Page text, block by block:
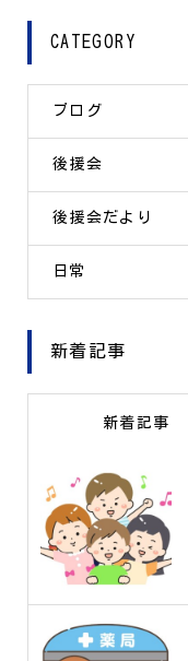
CATEGORY
ブログ
後援会
後援会だより
日常
新着記事
新着記事